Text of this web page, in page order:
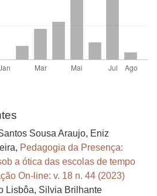
Sousa Araujo, Eniz
Pedagogia da Presença:
a ótica das escolas de tempo
On-line: v. 18 n. 44 (2023)
Lisbôa, Silvia Brilhante